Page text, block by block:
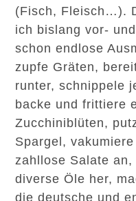
(Fisch, Fleisch…).
ich bislang vor-
schon endlose
zupfe Gräten,
runter, schnippele
backe und frittiere
Zucchiniblüten,
Spargel,
zahllose Salate
diverse Öle her,
die deutsche und